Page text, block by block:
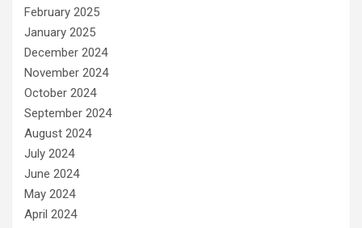
February 2025
January 2025
December 2024
November 2024
October 2024
September 2024
August 2024
July 2024
June 2024
May 2024
April 2024